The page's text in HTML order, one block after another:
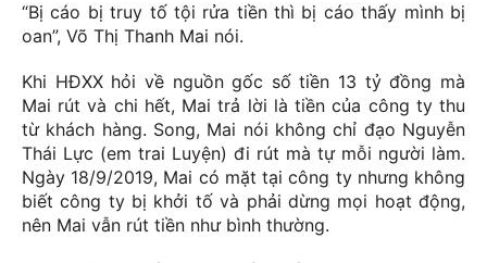
“Bị cáo bị truy tố tội rửa tiền thì bị cáo thấy mình bị
oan”, Võ Thị Thanh Mai nói.
Khi HĐXX hỏi về nguồn gốc số tiền 13 tỷ đồng mà
Mai rút và chi hết, Mai trả lời là tiền của công ty thu
từ khách hàng. Song, Mai nói không chỉ đạo Nguyễn
Thái Lực (em trai Luyện) đi rút mà tự mỗi người làm.
Ngày 18/9/2019, Mai có mặt tại công ty nhưng không
biết công ty bị khởi tố và phải dừng mọi hoạt động,
nên Mai vẫn rút tiền như bình thường.